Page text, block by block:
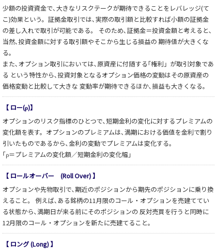
少額の投資資金で､大きなリスクテークが期待できることをレバレッジ(て
こ)効果という。証拠金取引では､実際の取引額と比較すれば小額の証拠金
の差し入れで取引が可能である。 そのため､証拠金＝投資金額と考えると､
当然､投資金額に対する取引額やそこから生じる損益の 期待値が大きくな
る。
また､オプション取引においては､原資産に付随する｢権利」が取引対象であ
る という特性から､投資対象となるオプション価格の変動はその原資産の
価格変動と比較して大きな 変動率が期待できるほか､損益も大きくなる。
【 ロー(ρ)】
オプションのリスク指標のひとつで､短期金利の変化に対するプレミアムの
変化額を表す。オプションのプレミアムは､満期における価値を金利で割り
引いたものであるから､金利の変動でプレミアムは変化する。
｢ρ＝プレミアムの変化額／短期金利の変化幅」
【 ロールオーバー (Roll Over) 】
オプションや先物取引で､期近のポジションから期先のポジションに乗り換
えること。 例えば､ある銘柄の11月限のコール・オプションを売建ててい
る状態から､満期日が来る前にそのポジションの 反対売買を行うと同時に
12月限のコール・オプションを新たに売建てること。
【 ロング (Long) 】